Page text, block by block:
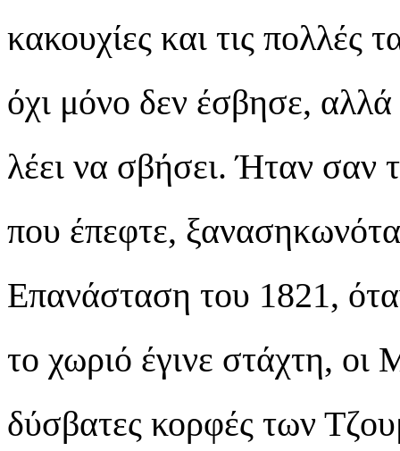
κακουχίες και τις πολλές
όχι μόνο δεν έσβησε,
λέει να σβήσει. Ήταν σαν
που έπεφτε,
Επανάσταση του 1821,
το χωριό έγινε στάχτη, οι
δύσβατες κορφές των